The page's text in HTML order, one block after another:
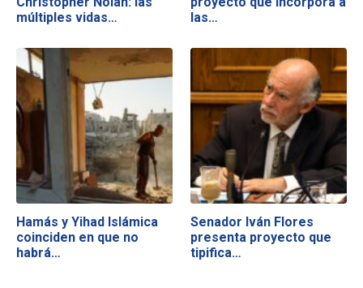
múltiples vidas…
las…
Hamás y Yihad Islámica
coinciden en que no
habrá…
Senador Iván Flores
presenta proyecto que
tipifica…